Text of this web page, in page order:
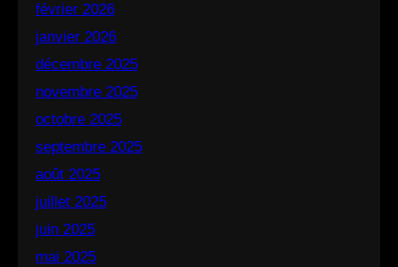
février 2026
janvier 2026
décembre 2025
novembre 2025
octobre 2025
septembre 2025
août 2025
juillet 2025
juin 2025
mai 2025